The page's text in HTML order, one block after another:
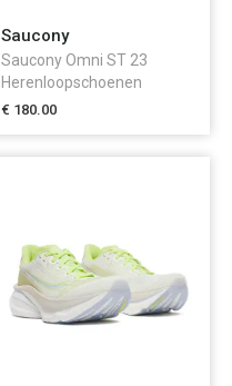
Saucony
Saucony Omni ST 23
Herenloopschoenen
€ 180.00